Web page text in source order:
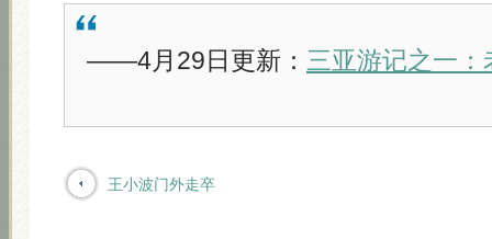
——4月29日更新： 三亚游记之一
王小波门外走卒